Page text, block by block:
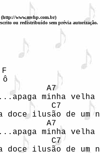
www.mvhp.com.br)
ou redistribuído sem prévia autorização.
F
ô
A7
minha
C7
doce ilusão de um
A7
minha
C7
doce ilusão de um